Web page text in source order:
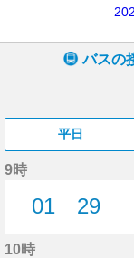
バスの
平日
9時
01
29
10時